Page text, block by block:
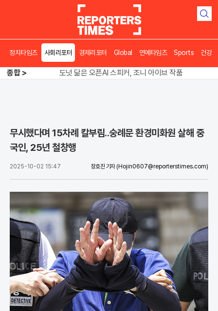
검
정치타임즈 사회리포터 경제리포터 Global 연예타임즈 Sports 건강
종합 >
송영길 인천서 반전 노려, 2주차 경선 요동
도넛 닮은 오픈AI 스피커, 조니 아이브 작품
무시했다며 15차례 칼부림..숭례문 환경미화원 살해 중
국인, 25년 철창행
2025-10-02 15:47 장호진 기자 (Hojin0607@reporterstimes.com)